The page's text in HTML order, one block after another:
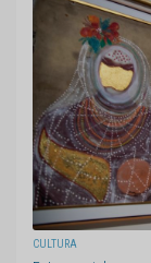
CULTURA